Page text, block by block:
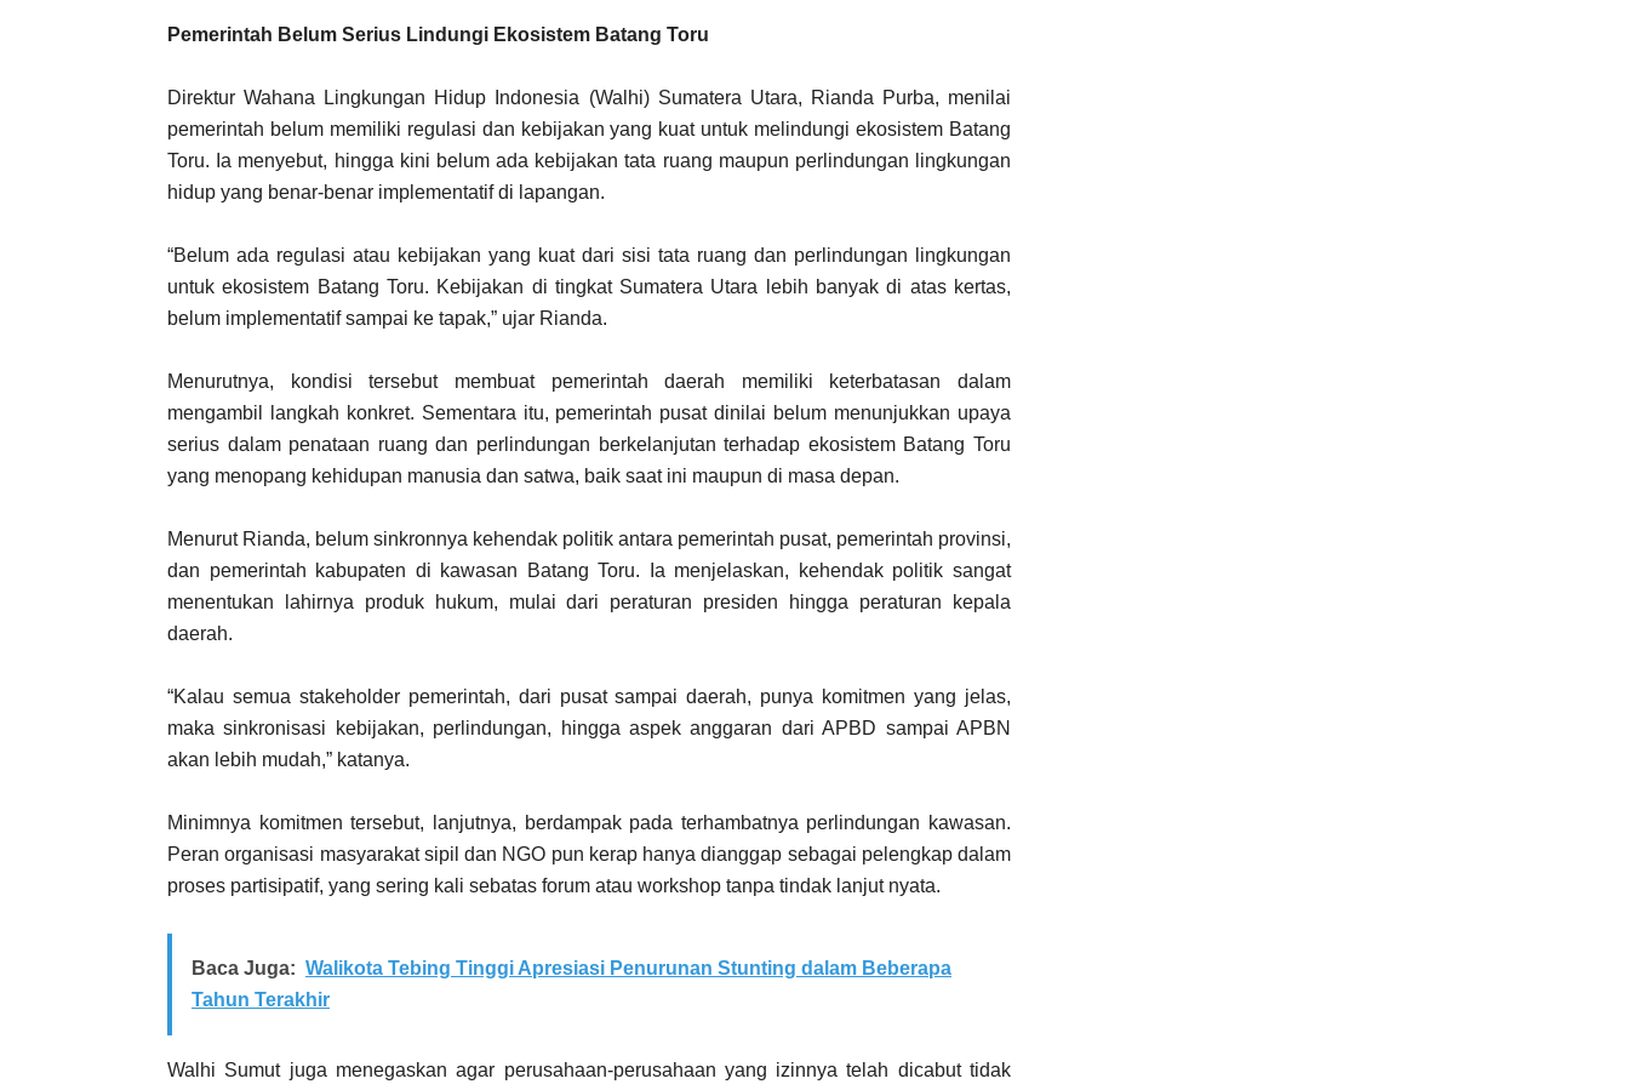
Pemerintah Belum Serius Lindungi Ekosistem Batang Toru
Direktur Wahana Lingkungan Hidup Indonesia (Walhi) Sumatera Utara, Rianda Purba, menilai
pemerintah belum memiliki regulasi dan kebijakan yang kuat untuk melindungi ekosistem Batang
Toru. Ia menyebut, hingga kini belum ada kebijakan tata ruang maupun perlindungan lingkungan
hidup yang benar-benar implementatif di lapangan.
“Belum ada regulasi atau kebijakan yang kuat dari sisi tata ruang dan perlindungan lingkungan
untuk ekosistem Batang Toru. Kebijakan di tingkat Sumatera Utara lebih banyak di atas kertas,
belum implementatif sampai ke tapak,” ujar Rianda.
Menurutnya, kondisi tersebut membuat pemerintah daerah memiliki keterbatasan dalam
mengambil langkah konkret. Sementara itu, pemerintah pusat dinilai belum menunjukkan upaya
serius dalam penataan ruang dan perlindungan berkelanjutan terhadap ekosistem Batang Toru
yang menopang kehidupan manusia dan satwa, baik saat ini maupun di masa depan.
Menurut Rianda, belum sinkronnya kehendak politik antara pemerintah pusat, pemerintah provinsi,
dan pemerintah kabupaten di kawasan Batang Toru. Ia menjelaskan, kehendak politik sangat
menentukan lahirnya produk hukum, mulai dari peraturan presiden hingga peraturan kepala
daerah.
“Kalau semua stakeholder pemerintah, dari pusat sampai daerah, punya komitmen yang jelas,
maka sinkronisasi kebijakan, perlindungan, hingga aspek anggaran dari APBD sampai APBN
akan lebih mudah,” katanya.
Minimnya komitmen tersebut, lanjutnya, berdampak pada terhambatnya perlindungan kawasan.
Peran organisasi masyarakat sipil dan NGO pun kerap hanya dianggap sebagai pelengkap dalam
proses partisipatif, yang sering kali sebatas forum atau workshop tanpa tindak lanjut nyata.
Baca Juga: Walikota Tebing Tinggi Apresiasi Penurunan Stunting dalam Beberapa
Tahun Terakhir
Walhi Sumut juga menegaskan agar perusahaan-perusahaan yang izinnya telah dicabut tidak